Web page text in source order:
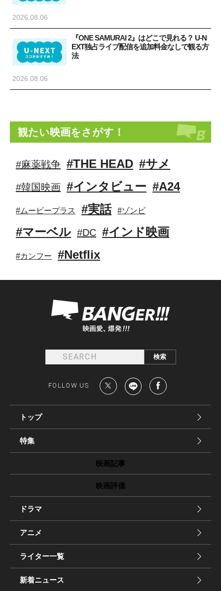
2026.08.06
『ONE SAMURAI 2』はどこで見れる？ U-N
EXT独占ライブ配信を追加料金なしで観る方
法
2026.08.06
観たい映画をさがす！
#麻薬戦争 #THE HEAD #サメ
#韓国映画 #インタビュー #A24
#ムービープラス #実話 #ゾンビ
#マーベル #DC #インド映画
#カンフー #Netflix
FOLLOW US
トップ
特集
映画記事
映画評価
ドラマ
アニメ
ライター一覧
新着ニュース